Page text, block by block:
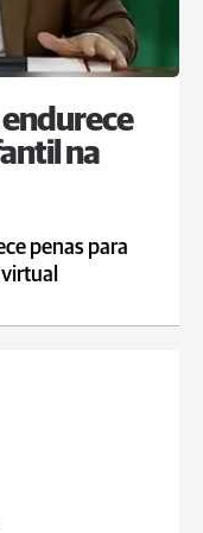
endurece
na
penas para